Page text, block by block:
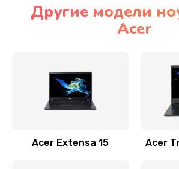
Настройка BIOS
Замена
Заказать
Другие модели
Acer
Acer Extensa 15 Acer